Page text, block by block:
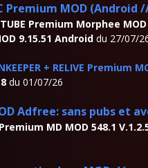
Premium MOD (Android
Premium Morphee
9.15.51 Android du 27/07/
+ RELIVE
du 01/07/26
Adfree: sans pubs et
Premium MD MOD 548.1